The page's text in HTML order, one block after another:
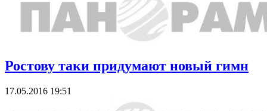
Ростову таки придумают новый гимн
17.05.2016 19:51